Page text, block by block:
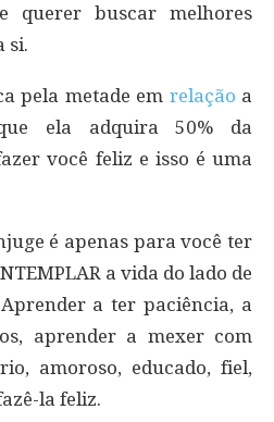
querer buscar melhores
si.
pela metade em relação a
ela adquira 50% da
você feliz e isso é uma
é apenas para você ter
a vida do lado de
a ter paciência, a
aprender a mexer com
amoroso, educado, fiel,
la feliz.